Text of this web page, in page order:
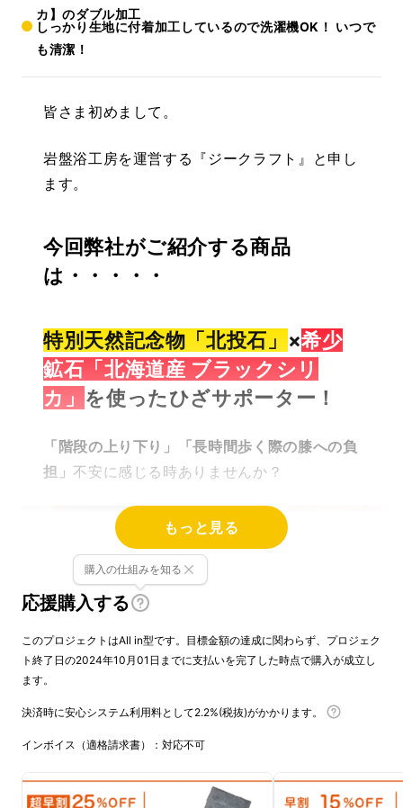
カ】のダブル加工
しっかり生地に付着加工しているので洗濯機OK！ いつで
も清潔！
皆さま初めまして。
岩盤浴工房を運営する『ジークラフト』と申し
ます。
今回弊社がご紹介する商品
は・・・・・
特別天然記念物 「北投石」 ×希少
鉱石「北海道産 ブラックシリ
カ」 を使ったひざサポーター！
「階段の上り下り」「長時間歩く際の膝への負
担」 不安に感じる時ありませんか？
長い時間同じ姿勢をしていたときや朝起きたと
もっと見る
応援購入する
購入の仕組みを知る
このプロジェクトはAll in型です。目標金額の達成に関わらず、プロジェク
ト終了日の2024年10月01日までに支払いを完了した時点で購入が成立し
ます。
決済時に安心システム利用料として2.2%(税抜)がかかります。
インボイス（適格請求書）：対応不可